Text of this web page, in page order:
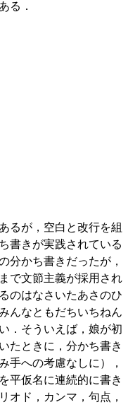
る．
るが，空白と改行を組
書きが実践されている
分かち書きだったが，
で文節主義が採用され
のはなさいたあさのひ
んなともだちいちねん
．そういえば，娘が初
たときに，分かち書き
手への考慮なしに），
平仮名に連続的に書き
オド，カンマ，句点，